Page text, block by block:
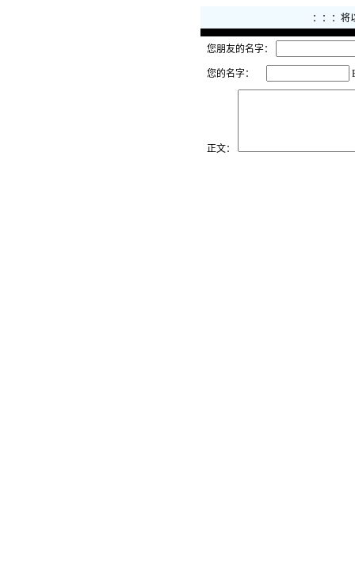
：：：将
您朋友的名字：
您的名字：
正文：